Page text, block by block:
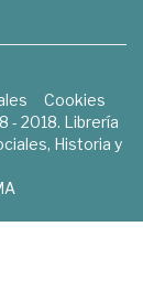
Cookies
- 2018. Librería
Historia y